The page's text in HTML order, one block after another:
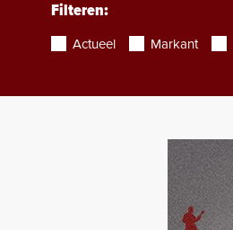
Filteren:
Actueel Markant